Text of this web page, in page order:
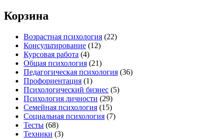
Корзина
Возрастная психология (22)
Консультирование (12)
Курсовая работа (4)
Общая психология (21)
Педагогическая психология (36)
Профориентация (1)
Психологический бизнес (5)
Психология личности (29)
Семейная психология (15)
Социальная психология (7)
Тесты (68)
Техники (3)